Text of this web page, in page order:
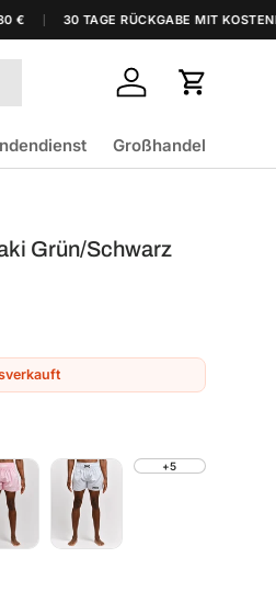
30 TAGE RÜCKGABE MIT
Einloggen
Großhandel
Grün/Schwarz
+5